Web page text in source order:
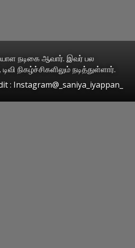
நடிகை ஆவார். இவர் பல
நிகழ்ச்சிகளிலும் நடித்துள்ளார்.
: Instagram@_saniya_iyappan_